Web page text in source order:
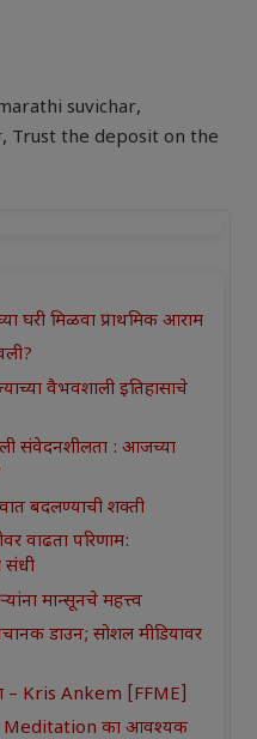
suvichar,
, Trust the deposit on the
घरी मिळवा प्राथमिक आराम
वैभवशाली इतिहासाचे
संवेदनशीलता : आजच्या
बदलण्याची शक्ती
वाढता परिणाम:
संधी
मान्सूनचे महत्त्व
डाउन; सोशल मीडियावर
– Kris Ankem [FFME]
– Meditation का आवश्यक